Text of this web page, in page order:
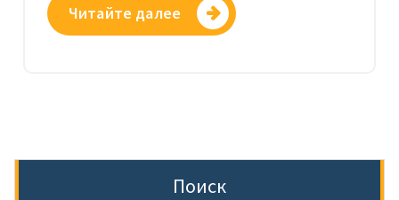
Читайте далее
Поиск